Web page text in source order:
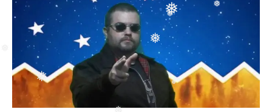
❅
❅
❅
❅
❅
❅